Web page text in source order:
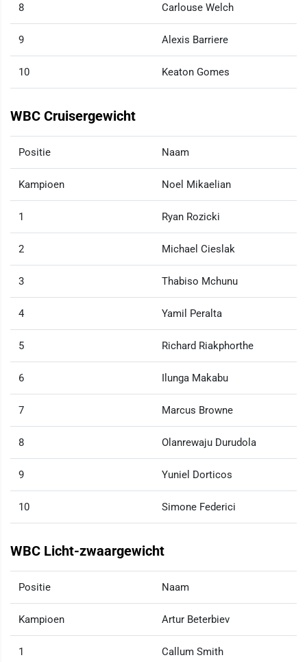
8 Carlouse Welch
9 Alexis Barriere
10 Keaton Gomes
WBC Cruisergewicht
Positie Naam
Kampioen Noel Mikaelian
1 Ryan Rozicki
2 Michael Cieslak
3 Thabiso Mchunu
4 Yamil Peralta
5 Richard Riakphorthe
6 Ilunga Makabu
7 Marcus Browne
8 Olanrewaju Durudola
9 Yuniel Dorticos
10 Simone Federici
WBC Licht-zwaargewicht
Positie Naam
Kampioen Artur Beterbiev
1 Callum Smith